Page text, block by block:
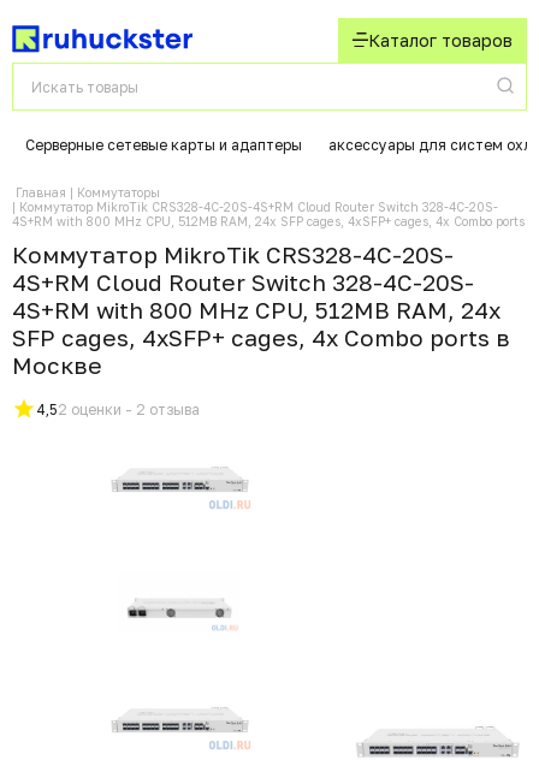
Каталог товаров
Серверные сетевые карты и адаптеры аксессуары для систем
Главная
Коммутаторы
Коммутатор MikroTik CRS328-4C-20S-4S+RM Cloud Router Switch 328-4C-20S-
4S+RM with 800 MHz CPU, 512MB RAM, 24x SFP cages, 4xSFP+ cages, 4x Combo ports
Коммутатор MikroTik CRS328-4C-20S-
4S+RM Cloud Router Switch 328-4C-20S-
4S+RM with 800 MHz CPU, 512MB RAM, 24x
SFP cages, 4xSFP+ cages, 4x Combo ports в
Москвe
4,52 оценки - 2 отзыва